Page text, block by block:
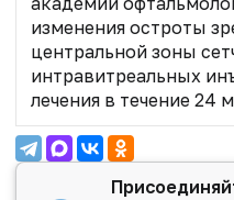
изменения остроты
центральной зоны
интравитреальных
лечения в течение 24